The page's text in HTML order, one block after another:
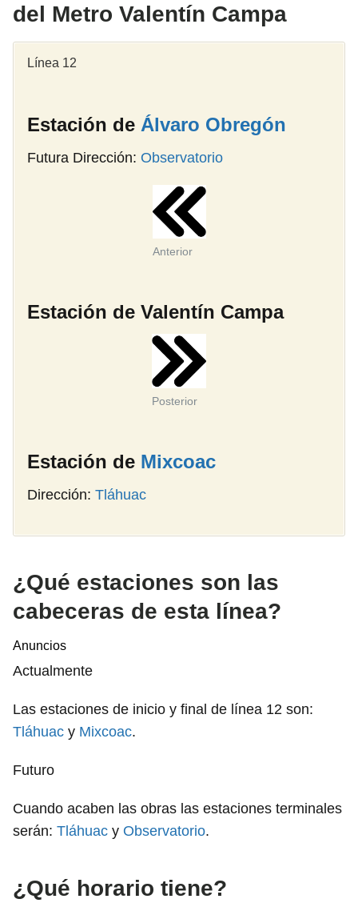
del Metro Valentín Campa
Línea 12
Estación de Álvaro Obregón
Futura Dirección: Observatorio
Anterior
Estación de Valentín Campa
Posterior
Estación de Mixcoac
Dirección: Tláhuac
¿Qué estaciones son las
cabeceras de esta línea?
Anuncios
Actualmente
Las estaciones de inicio y final de línea 12 son:
Tláhuac y Mixcoac.
Futuro
Cuando acaben las obras las estaciones terminales
serán: Tláhuac y Observatorio.
¿Qué horario tiene?